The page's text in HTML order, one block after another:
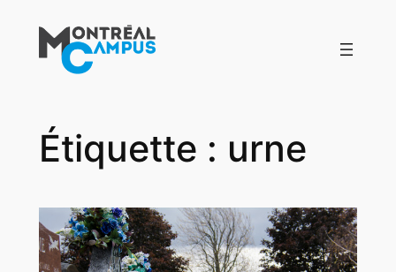
contenu
Étiquette : urne